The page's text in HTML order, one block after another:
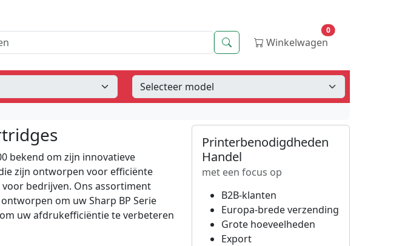
Zoeken Winkelwagen
0
bekend om zijn innovatieve
zijn ontworpen voor efficiënte
bedrijven. Ons assortiment
om uw Sharp BP Serie
uw afdrukefficiëntie te verbeteren
Printerbenodigdheden
Handel
met een focus op
B2B-klanten
Europa-brede verzending
Grote hoeveelheden
Export